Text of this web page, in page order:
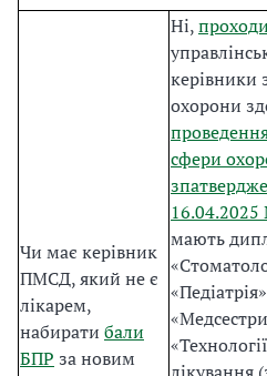
Чи має керівник
ПМСД, який не є
лікарем,
набирати бали
БПР за новим
Ні,
керівники
охорони
сфери
мають